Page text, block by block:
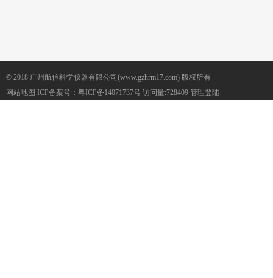
© 2018 广州航信科学仪器有限公司(www.gzhrm17.com) 版权所有
网站地图 ICP备案号： 粤ICP备14071737号 访问量:728409 管理登陆